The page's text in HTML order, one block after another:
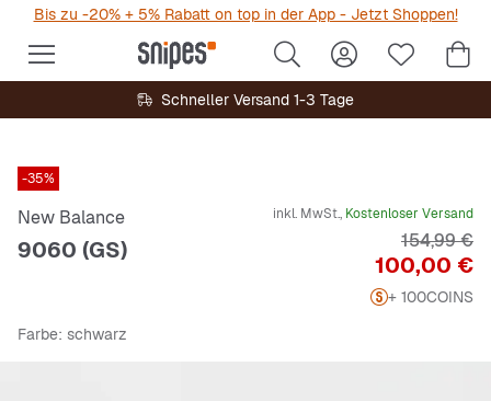
Bis zu -20% + 5% Rabatt on top in der App - Jetzt Shoppen!
Schneller Versand 1-3 Tage
-35%
New Balance
9060 (GS)
inkl. MwSt., Kostenloser Versand
Preis
100,00 €
154,99 €
+ 100COINS
Farbe: schwarz